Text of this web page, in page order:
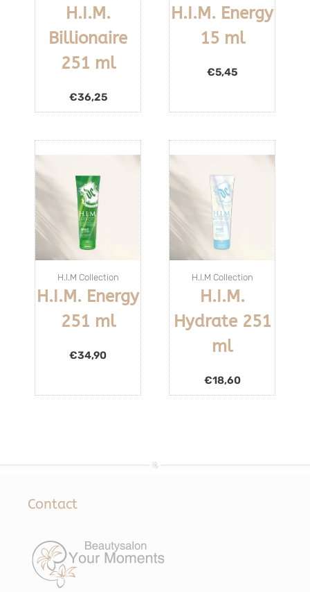
H.I.M.
Billionaire
251 ml
€36,25
H.I.M. Energy
15 ml
€5,45
H.I.M Collection
H.I.M. Energy
251 ml
€34,90
H.I.M Collection
H.I.M.
Hydrate 251
ml
€18,60
Contact